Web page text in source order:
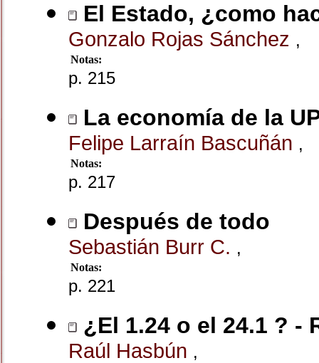
El Estado, ¿como
Gonzalo Rojas Sánchez ,
Notas:
p. 215
La economía de la
Felipe Larraín Bascuñán ,
Notas:
p. 217
Después de todo
Sebastián Burr C. ,
Notas:
p. 221
¿El 1.24 o el 24.1 ? -
Raúl Hasbún ,